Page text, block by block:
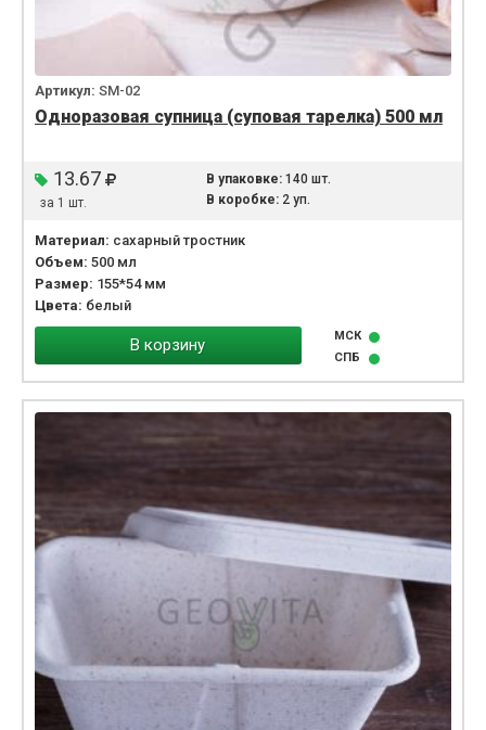
Артикул: SM-02
Одноразовая супница (суповая тарелка) 500 мл
13.67
за 1 шт.
В упаковке:140 шт.
В коробке:2 уп.
Материал: сахарный тростник
Объем: 500 мл
Размер: 155*54 мм
Цвета: белый
В корзину
МСК
СПБ